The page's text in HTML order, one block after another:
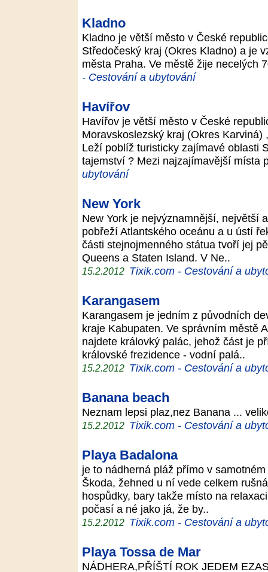
Kladno
Kladno je větší město v České
Středočeský kraj (Okres Kladno) a je
města Praha. Ve městě žije necelých
- Cestování a ubytování
Havířov
Havířov je větší město v České
Moravskoslezský kraj (Okres
Leží poblíž turisticky zajímavé oblasti
tajemství ? Mezi najzajímavější místa
ubytování
New York
New York je nejvýznamnější, největší
pobřeží Atlantského oceánu a u ústí
části stejnojmenného státua tvoří jej
Queens a Staten Island. V Ne..
15.2.2012 Tixik.com - Cestování a
Karangasem
Karangasem je jedním z původních
kraje Kabupaten. Ve správním městě
najdete královký palác, jehož část je
královské frezidence - vodní palá..
15.2.2012 Tixik.com - Cestování a
Banana beach
Neznam lepsi plaz,nez Banana ...
15.2.2012 Tixik.com - Cestování a
Playa Badalona
je to nádherná pláž přímo v
Škoda, žehned u ní vede celkem
hospůdky, bary takže místo na
počasí a né jako já, že by..
15.2.2012 Tixik.com - Cestování a
Playa Tossa de Mar
NÁDHERA,PŘÍŠTÍ ROK JEDEM